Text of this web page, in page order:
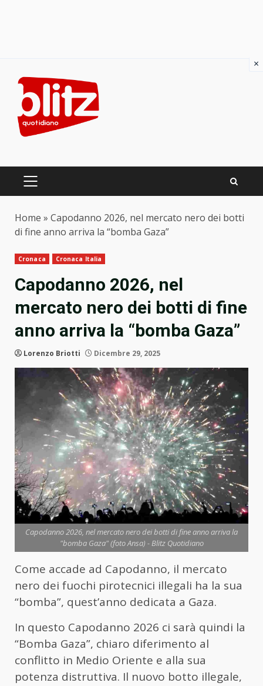
content
PRIMARY
Home » Capodanno 2026, nel mercato nero dei botti
di fine anno arriva la “bomba Gaza”
Cronaca Cronaca Italia
Capodanno 2026, nel
mercato nero dei botti di fine
anno arriva la “bomba Gaza”
Lorenzo Briotti Dicembre 29, 2025
Capodanno 2026, nel mercato nero dei botti di fine anno arriva la
"bomba Gaza" (foto Ansa) - Blitz Quotidiano
Come accade ad Capodanno, il mercato
nero dei fuochi pirotecnici illegali ha la sua
“bomba”, quest’anno dedicata a Gaza.
In questo Capodanno 2026 ci sarà quindi la
“Bomba Gaza”, chiaro diferimento al
conflitto in Medio Oriente e alla sua
potenza distruttiva. Il nuovo botto illegale,
×